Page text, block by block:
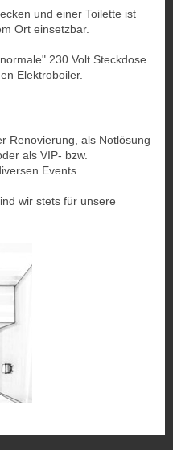
und einer Toilette ist
Ort einsetzbar.
230 Volt Steckdose
Elektroboiler.
Renovierung, als Notlösung
als VIP- bzw.
Events.
wir stets für unsere